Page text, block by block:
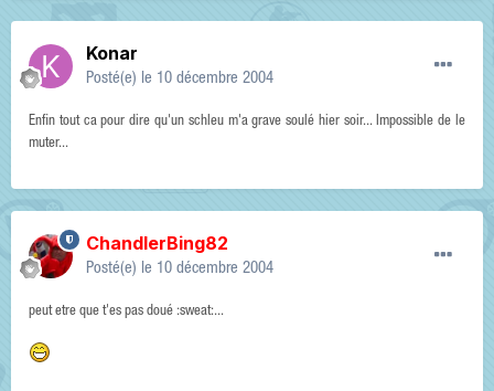
Konar
Posté(e) le 10 décembre 2004
Enfin tout ca pour dire qu'un schleu m'a grave soulé hier soir... Impossible de le
muter...
ChandlerBing82
Posté(e) le 10 décembre 2004
peut etre que t'es pas doué :sweat:...